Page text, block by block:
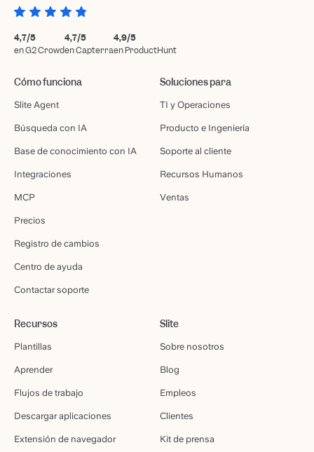
4,7/5
en G2 Crowd
4,7/5
en Capterra
4,9/5
en ProductHunt
Cómo funciona
Slite Agent
Búsqueda con IA
Base de conocimiento con IA
Integraciones
MCP
Precios
Registro de cambios
Centro de ayuda
Contactar soporte
Soluciones para
TI y Operaciones
Producto e Ingeniería
Soporte al cliente
Recursos Humanos
Ventas
Recursos
Plantillas
Aprender
Flujos de trabajo
Descargar aplicaciones
Extensión de navegador
Slite
Sobre nosotros
Blog
Empleos
Clientes
Kit de prensa